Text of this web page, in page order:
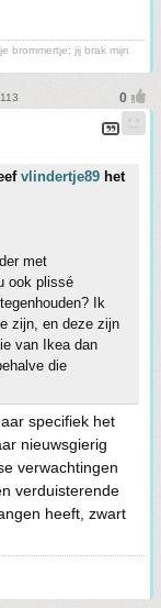
brommertje; jij brak mijn
vlindertje89 het
met
ook plissé
Ik
zijn, en deze zijn
van Ikea dan
die
specifiek het
nieuwsgierig
verwachtingen
verduisterende
heeft, zwart